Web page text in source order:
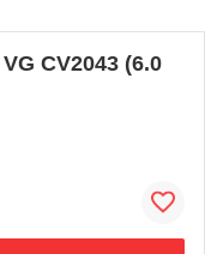
CV2043 (6.0